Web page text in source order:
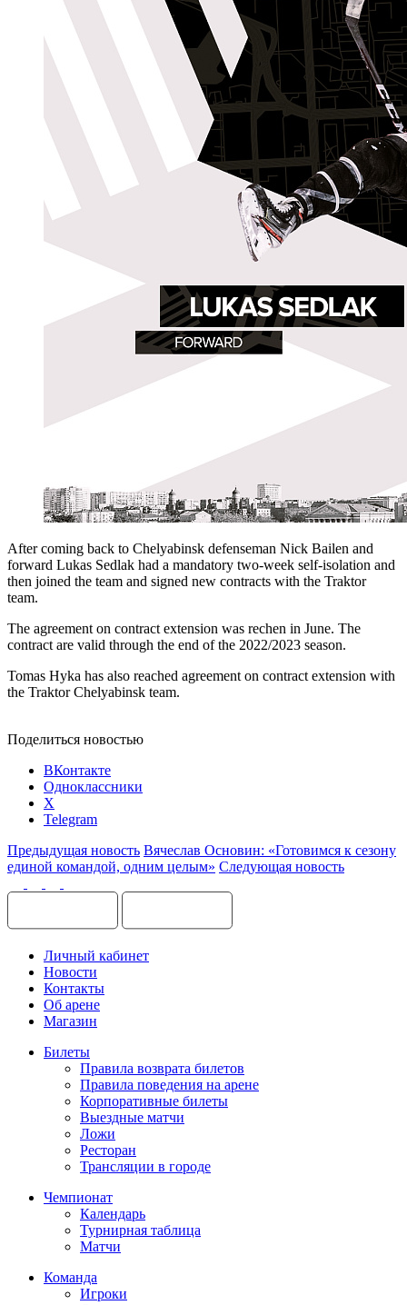
After coming back to Chelyabinsk defenseman Nick Bailen and
forward Lukas Sedlak had a mandatory two-week self-isolation and
then joined the team and signed new contracts with the Traktor
team.
The agreement on contract extension was rechen in June. The
contract are valid through the end of the 2022/2023 season.
Tomas Hyka has also reached agreement on contract extension with
the Traktor Chelyabinsk team.
Поделиться новостью
ВКонтакте
Одноклассники
X
Telegram
Предыдущая новость Вячеслав Основин: «Готовимся к сезону
единой командой, одним целым» Следующая новость
Личный кабинет
Новости
Контакты
Об арене
Магазин
Билеты
Правила возврата билетов
Правила поведения на арене
Корпоративные билеты
Выездные матчи
Ложи
Ресторан
Трансляции в городе
Чемпионат
Календарь
Турнирная таблица
Матчи
Команда
Игроки